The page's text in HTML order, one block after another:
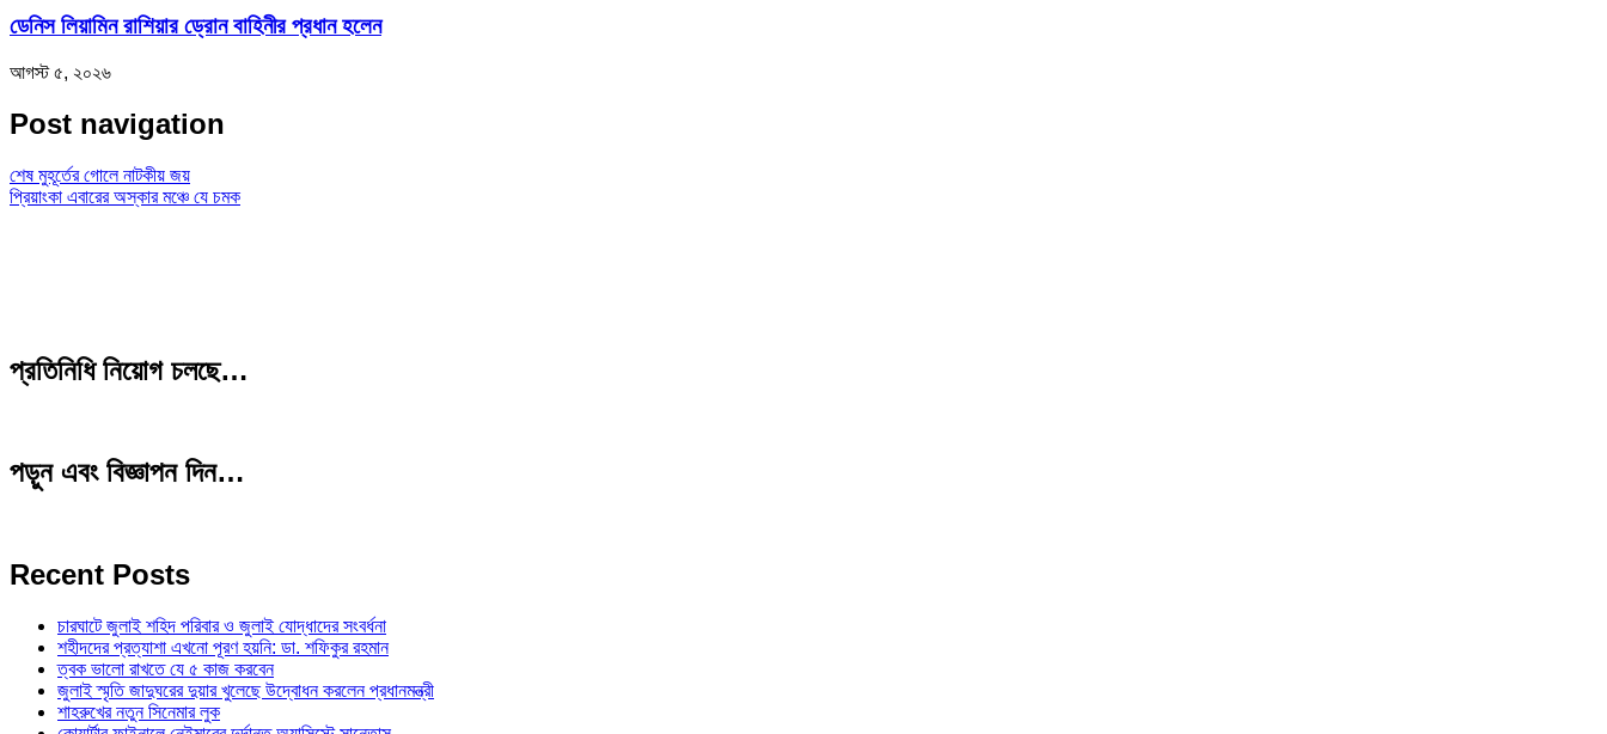
ডেনিস লিয়ামিন রাশিয়ার ড্রোন বাহিনীর প্রধান হলেন
আগস্ট ৫, ২০২৬
Post navigation
শেষ মুহূর্তের গোলে নাটকীয় জয়
প্রিয়াংকা এবারের অস্কার মঞ্চে যে চমক
প্রতিনিধি নিয়োগ চলছে…
পড়ুন এবং বিজ্ঞাপন দিন…
Recent Posts
চারঘাটে জুলাই শহিদ পরিবার ও জুলাই যোদ্ধাদের সংবর্ধনা
শহীদদের প্রত্যাশা এখনো পূরণ হয়নি: ডা. শফিকুর রহমান
ত্বক ভালো রাখতে যে ৫ কাজ করবেন
জুলাই স্মৃতি জাদুঘরের দুয়ার খুলেছে উদ্বোধন করলেন প্রধানমন্ত্রী
শাহরুখের নতুন সিনেমার লুক